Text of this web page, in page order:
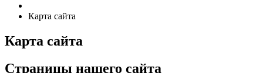
Карта сайта
Карта сайта
Страницы нашего сайта